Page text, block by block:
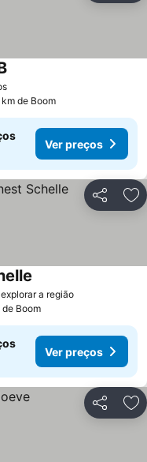
Ver preços
Ver preços
de Boom
Ver preços
Partilhar
a regiãoVer preços
Boom
Ver preços
Partilhar